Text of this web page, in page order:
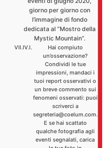
giorno per giorno con
l’immagine di fondo
dedicata al “Mostro della
Mystic Mountain”.
Hai compiuto
un’osservazione?
Condividi le tue
impressioni, mandaci i
tuoi report osservativi o
un breve commento sui
fenomeni osservati: puoi
scriverci a
segreteria@coelum.com.
E se hai scattato
qualche fotografia agli
eventi segnalati, carica